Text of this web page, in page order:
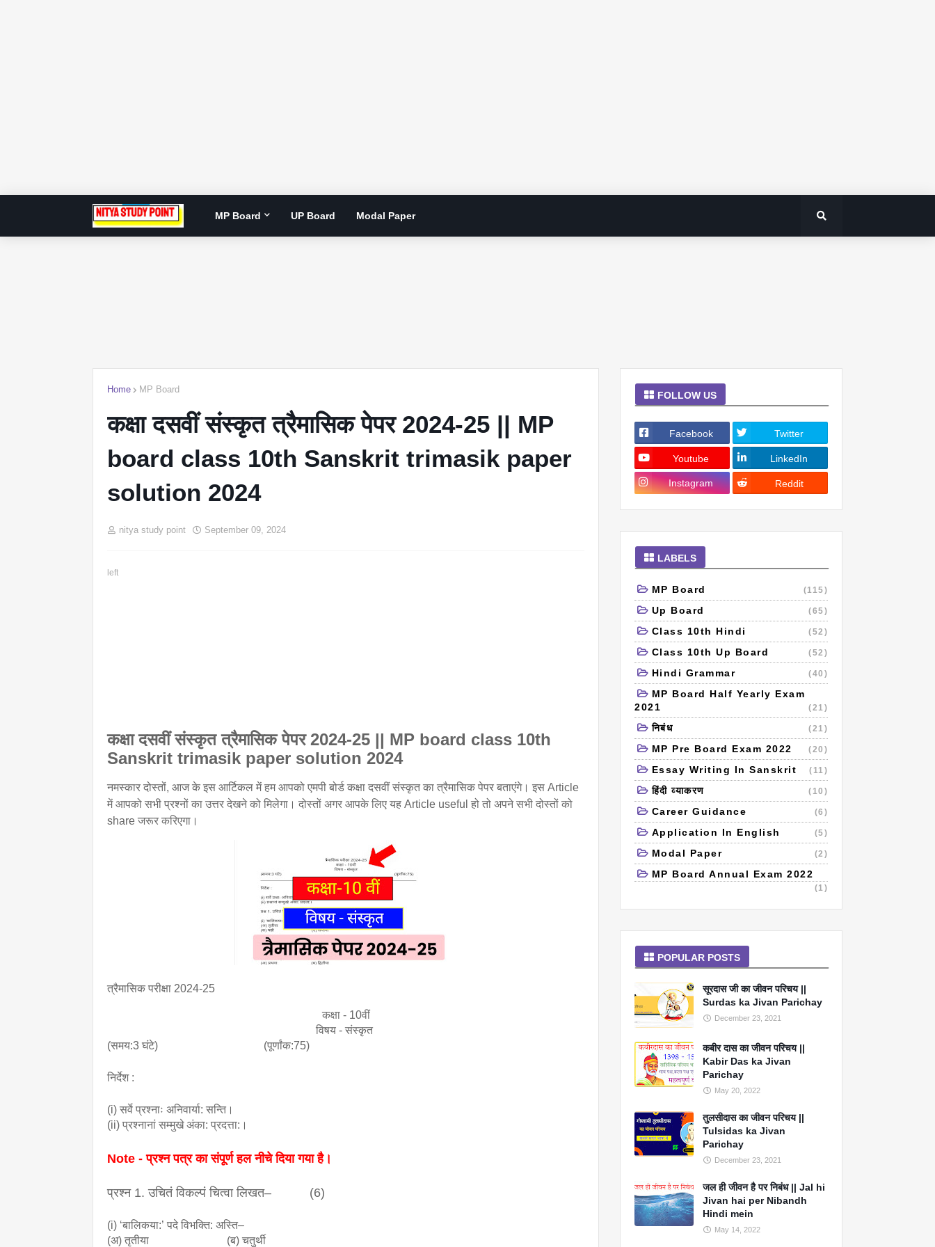
MP Board UP Board Modal Paper
Home MP Board
कक्षा दसवीं संस्कृत त्रैमासिक पेपर 2024-25 || MP
board class 10th Sanskrit trimasik paper
solution 2024
nitya study point September 09, 2024
left
कक्षा दसवीं संस्कृत त्रैमासिक पेपर 2024-25 || MP board class 10th
Sanskrit trimasik paper solution 2024
नमस्कार दोस्तों, आज के इस आर्टिकल में हम आपको एमपी बोर्ड कक्षा दसवीं संस्कृत का त्रैमासिक पेपर बताएंगे। इस Article
में आपको सभी प्रश्नों का उत्तर देखने को मिलेगा। दोस्तों अगर आपके लिए यह Article useful हो तो अपने सभी दोस्तों को
share जरूर करिएगा।
त्रैमासिक परीक्षा 2024-25
कक्षा - 10वीं
विषय - संस्कृत
(समय:3 घंटे) (पूर्णांक:75)
निर्देश :
(i) सर्वे प्रश्नाः अनिवार्या: सन्ति।
(ii) प्रश्नानां सम्मुखे अंका: प्रदत्ता:।
Note - प्रश्न पत्र का संपूर्ण हल नीचे दिया गया है।
प्रश्न 1. उचितं विकल्पं चित्वा लिखत– (6)
(i) ‘बालिकया:’ पदे विभक्ति: अस्ति–
(अ) तृतीया (ब) चतुर्थी
FOLLOW US
Facebook Twitter
Youtube LinkedIn
Instagram Reddit
LABELS
MP Board (115)
Up Board (65)
Class 10th Hindi (52)
Class 10th Up Board (52)
Hindi Grammar (40)
MP Board Half Yearly Exam
2021
(21)
निबंध (21)
MP Pre Board Exam 2022 (20)
Essay Writing In Sanskrit (11)
हिंदी व्याकरण (10)
Career Guidance (6)
Application In English (5)
Modal Paper (2)
MP Board Annual Exam 2022
(1)
POPULAR POSTS
सूरदास जी का जीवन परिचय ||
Surdas ka Jivan Parichay
December 23, 2021
कबीर दास का जीवन परिचय ||
Kabir Das ka Jivan
Parichay
May 20, 2022
तुलसीदास का जीवन परिचय ||
Tulsidas ka Jivan
Parichay
December 23, 2021
जल ही जीवन है पर निबंध || Jal hi
Jivan hai per Nibandh
Hindi mein
May 14, 2022